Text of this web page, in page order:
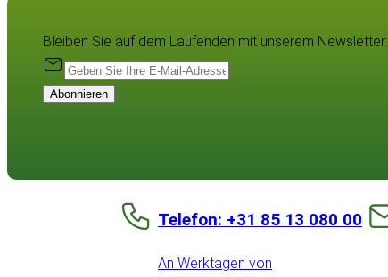
Bleiben Sie auf dem Laufenden mit unserem Newsletter:
Abonnieren
Telefon: +31 85 13 080 00
An Werktagen von